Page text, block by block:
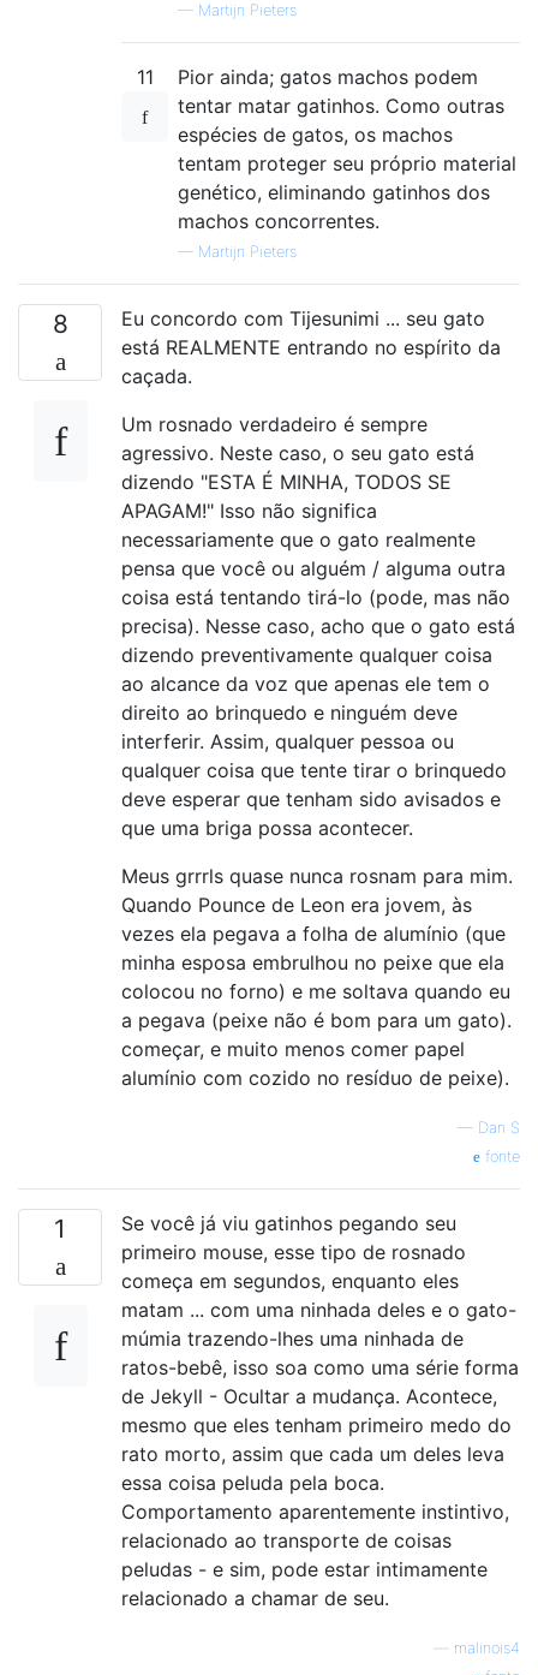
— Martijn Pieters
11
Pior ainda; gatos machos podem
tentar matar gatinhos. Como outras
espécies de gatos, os machos
tentam proteger seu próprio material
genético, eliminando gatinhos dos
machos concorrentes.
— Martijn Pieters
8
Eu concordo com Tijesunimi ... seu gato
está REALMENTE entrando no espírito da
caçada.
Um rosnado verdadeiro é sempre
agressivo. Neste caso, o seu gato está
dizendo "ESTA É MINHA, TODOS SE
APAGAM!" Isso não significa
necessariamente que o gato realmente
pensa que você ou alguém / alguma outra
coisa está tentando tirá-lo (pode, mas não
precisa). Nesse caso, acho que o gato está
dizendo preventivamente qualquer coisa
ao alcance da voz que apenas ele tem o
direito ao brinquedo e ninguém deve
interferir. Assim, qualquer pessoa ou
qualquer coisa que tente tirar o brinquedo
deve esperar que tenham sido avisados ​​e
que uma briga possa acontecer.
Meus grrrls quase nunca rosnam para mim.
Quando Pounce de Leon era jovem, às
vezes ela pegava a folha de alumínio (que
minha esposa embrulhou no peixe que ela
colocou no forno) e me soltava quando eu
a pegava (peixe não é bom para um gato).
começar, e muito menos comer papel
alumínio com cozido no resíduo de peixe).
— Dan S
fonte
1
Se você já viu gatinhos pegando seu
primeiro mouse, esse tipo de rosnado
começa em segundos, enquanto eles
matam ... com uma ninhada deles e o gato-
múmia trazendo-lhes uma ninhada de
ratos-bebê, isso soa como uma série forma
de Jekyll - Ocultar a mudança. Acontece,
mesmo que eles tenham primeiro medo do
rato morto, assim que cada um deles leva
essa coisa peluda pela boca.
Comportamento aparentemente instintivo,
relacionado ao transporte de coisas
peludas - e sim, pode estar intimamente
relacionado a chamar de seu.
malinois4